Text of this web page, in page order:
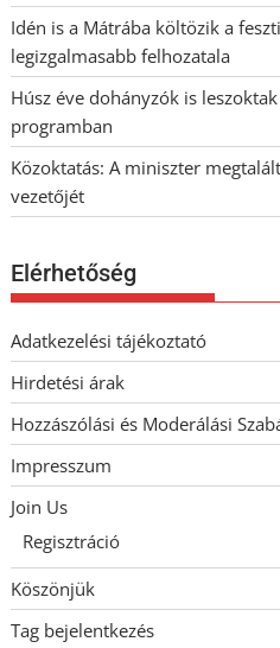
Idén is a Mátrába költözik a
legizgalmasabb felhozatala
Húsz éve dohányzók is
programban
Közoktatás: A miniszter
vezetőjét
Elérhetőség
Adatkezelési tájékoztató
Hirdetési árak
Hozzászólási és Moderálási
Impresszum
Join Us
Regisztráció
Köszönjük
Tag bejelentkezés